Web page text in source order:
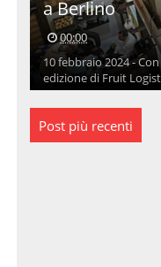
a Berlino
00:00
10 febbraio 2024 -
edizione di Fruit
Post più recenti